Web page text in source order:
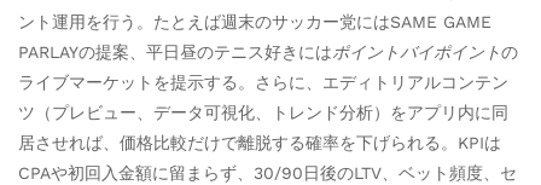
ント運用を行う。たとえば週末のサッカー党にはSAME GAME
PARLAYの提案、平日昼のテニス好きにはポイントバイポイントの
ライブマーケットを提示する。さらに、エディトリアルコンテン
ツ（プレビュー、データ可視化、トレンド分析）をアプリ内に同
居させれば、価格比較だけで離脱する確率を下げられる。KPIは
CPAや初回入金額に留まらず、30/90日後のLTV、ベット頻度、セ